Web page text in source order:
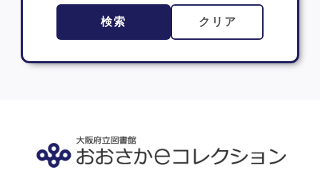
検索 クリア